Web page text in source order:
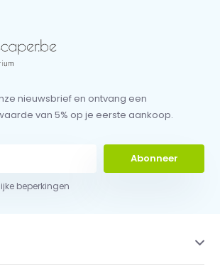
nieuwsbrief en ontvang een
van 5% op je eerste aankoop.
Abonneer
beperkingen